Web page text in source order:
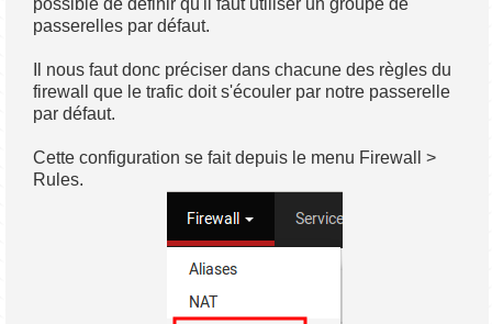
possible de définir qu'il faut utiliser un groupe de
passerelles par défaut.
Il nous faut donc préciser dans chacune des règles du
firewall que le trafic doit s'écouler par notre passerelle
par défaut.
Cette configuration se fait depuis le menu Firewall >
Rules.